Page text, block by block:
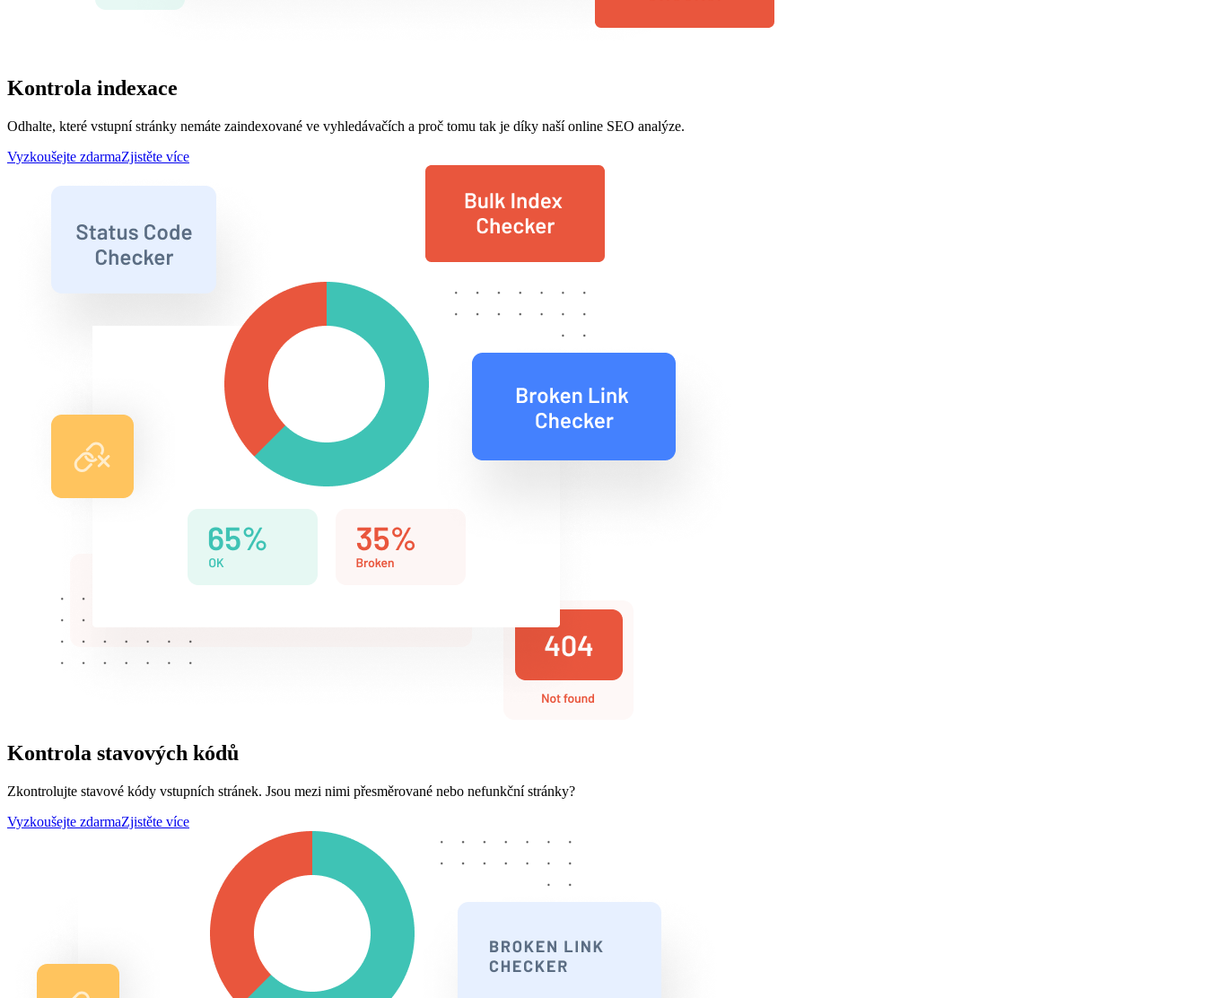
Kontrola indexace
Odhalte, které vstupní stránky nemáte zaindexované ve vyhledávačích a proč tomu tak je díky naší online SEO analýze.
Vyzkoušejte zdarmaZjistěte více
Kontrola stavových kódů
Zkontrolujte stavové kódy vstupních stránek. Jsou mezi nimi přesměrované nebo nefunkční stránky?
Vyzkoušejte zdarmaZjistěte více